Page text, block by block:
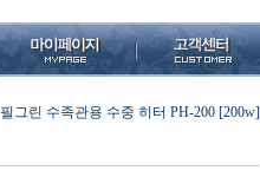
필그린 수족관용 수중 히터 PH-200 [200w]